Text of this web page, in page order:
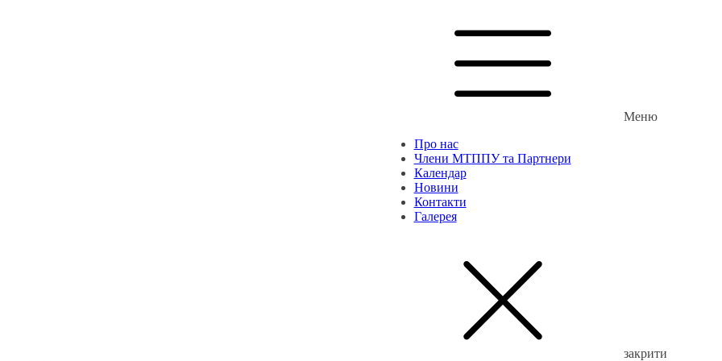
Меню
Про нас
Члени МТППУ та Партнери
Календар
Новини
Контакти
Галерея
закрити